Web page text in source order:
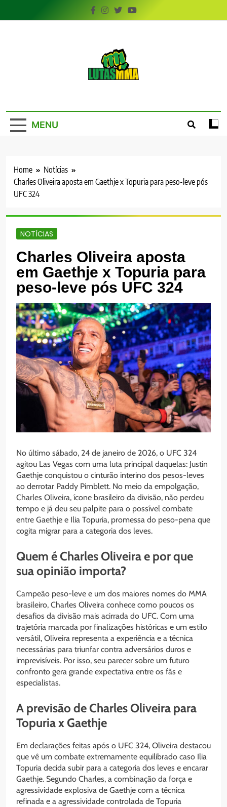
to
MENU
Home
Notícias
Charles Oliveira aposta em Gaethje x Topuria para peso-leve pós
UFC 324
NOTÍCIAS
Charles Oliveira aposta
em Gaethje x Topuria para
peso-leve pós UFC 324
No último sábado, 24 de janeiro de 2026, o UFC 324
agitou Las Vegas com uma luta principal daquelas: Justin
Gaethje conquistou o cinturão interino dos pesos-leves
ao derrotar Paddy Pimblett. No meio da empolgação,
Charles Oliveira, ícone brasileiro da divisão, não perdeu
tempo e já deu seu palpite para o possível combate
entre Gaethje e Ilia Topuria, promessa do peso-pena que
cogita migrar para a categoria dos leves.
Quem é Charles Oliveira e por que
sua opinião importa?
Campeão peso-leve e um dos maiores nomes do MMA
brasileiro, Charles Oliveira conhece como poucos os
desafios da divisão mais acirrada do UFC. Com uma
trajetória marcada por finalizações históricas e um estilo
versátil, Oliveira representa a experiência e a técnica
necessárias para triunfar contra adversários duros e
imprevisíveis. Por isso, seu parecer sobre um futuro
confronto gera grande expectativa entre os fãs e
especialistas.
A previsão de Charles Oliveira para
Topuria x Gaethje
Em declarações feitas após o UFC 324, Oliveira destacou
que vê um combate extremamente equilibrado caso Ilia
Topuria decida subir para a categoria dos leves e encarar
Gaethje. Segundo Charles, a combinação da força e
agressividade explosiva de Gaethje com a técnica
refinada e a agressividade controlada de Topuria